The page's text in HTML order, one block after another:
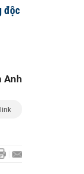
độc
Anh